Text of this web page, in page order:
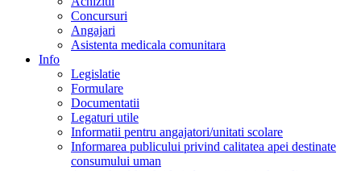
Concursuri
Angajari
Asistenta medicala comunitara
Info
Legislatie
Formulare
Documentatii
Legaturi utile
Informatii pentru angajatori/unitati scolare
Informarea publicului privind calitatea apei destinate
consumului uman